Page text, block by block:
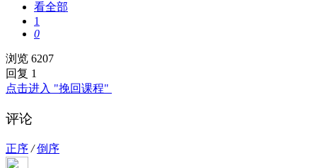
看全部
1
0
浏览 6207
回复 1
点击进入 "挽回课程"
评论
正序 / 倒序